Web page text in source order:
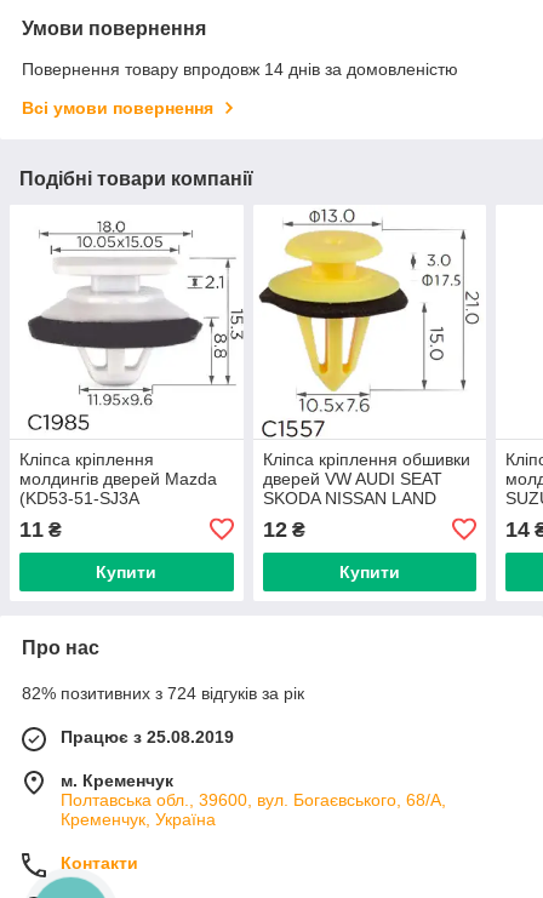
Умови повернення
Повернення товару впродовж 14 днів за домовленістю
Всі умови повернення
Подібні товари компанії
Кліпса кріплення
молдингів дверей Mazda
(KD53-51-SJ3A
(C1985)
11 ₴
Купити
Кліпса кріплення обшивки
дверей VW AUDI SEAT
SKODA NISSAN LAND
ROVER FORD CITROEN
TOYOTA JAGUAR (C1557)
12₴
Купити
14
Про нас
82% позитивних з 724 відгуків за рік
Працює з 25.08.2019
м. Кременчук
Полтавська обл., 39600, вул. Богаєвського, 68/А,
Кременчук, Україна
Контакти